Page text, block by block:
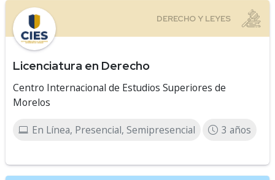
Licenciatura en Derecho
Centro Internacional de Estudios Superiores de
Morelos
En Línea, Presencial, Semipresencial 3 años